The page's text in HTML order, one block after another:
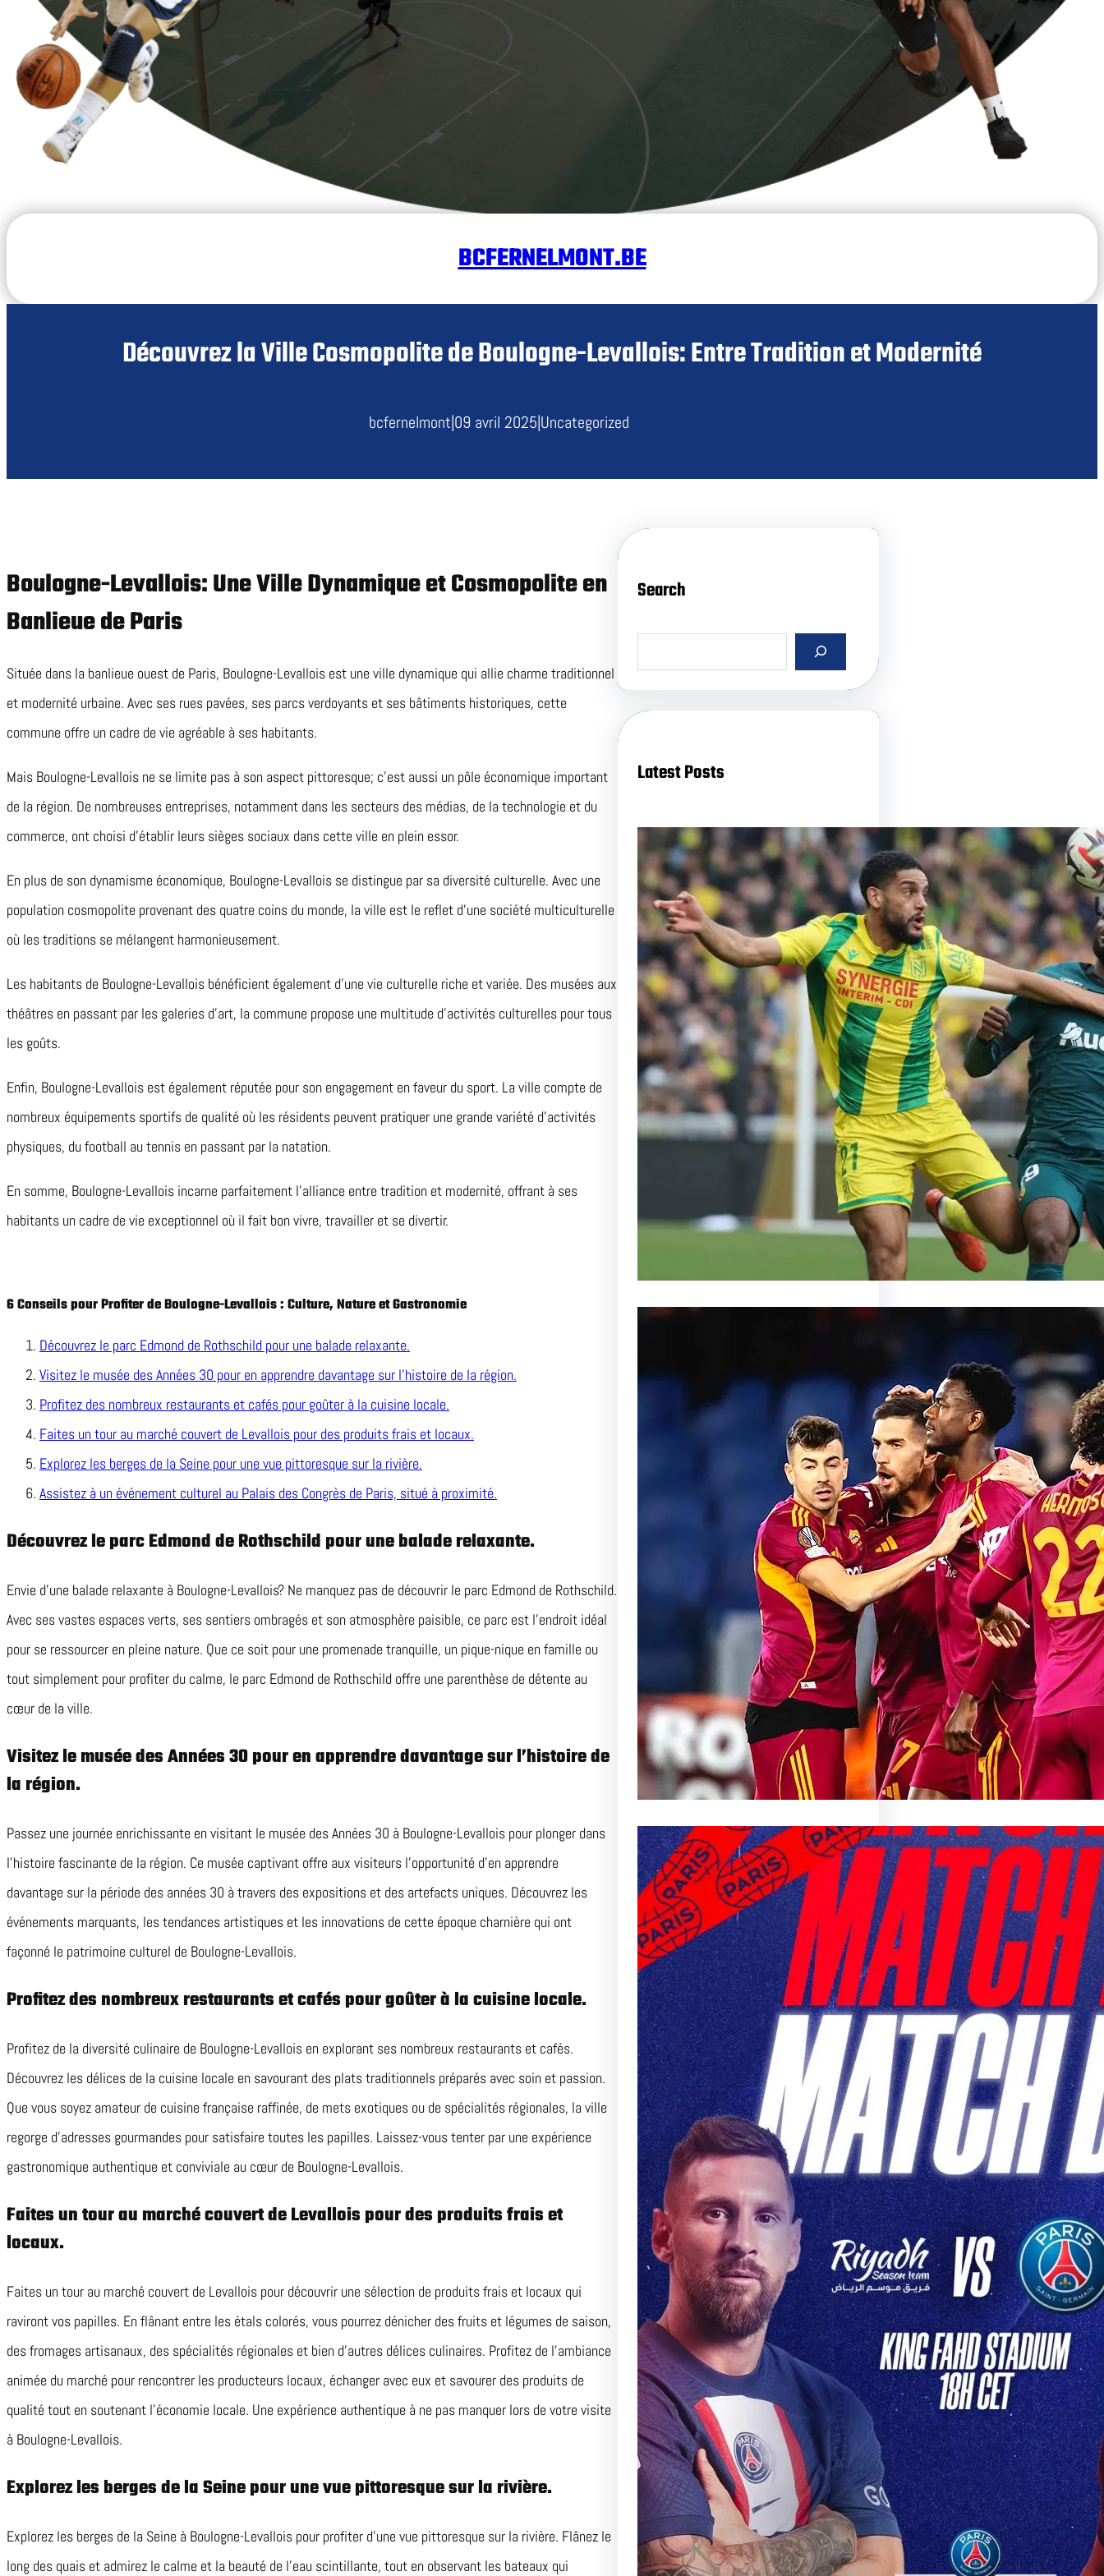
BCFERNELMONT.BE
Découvrez la Ville Cosmopolite de Boulogne-Levallois: Entre Tradition et Modernité
bcfernelmont|09 avril 2025|Uncategorized
Boulogne-Levallois: Une Ville Dynamique et Cosmopolite en
Banlieue de Paris
Située dans la banlieue ouest de Paris, Boulogne-Levallois est une ville dynamique qui allie charme traditionnel
et modernité urbaine. Avec ses rues pavées, ses parcs verdoyants et ses bâtiments historiques, cette
commune offre un cadre de vie agréable à ses habitants.
Mais Boulogne-Levallois ne se limite pas à son aspect pittoresque; c’est aussi un pôle économique important
de la région. De nombreuses entreprises, notamment dans les secteurs des médias, de la technologie et du
commerce, ont choisi d’établir leurs sièges sociaux dans cette ville en plein essor.
En plus de son dynamisme économique, Boulogne-Levallois se distingue par sa diversité culturelle. Avec une
population cosmopolite provenant des quatre coins du monde, la ville est le reflet d’une société multiculturelle
où les traditions se mélangent harmonieusement.
Les habitants de Boulogne-Levallois bénéficient également d’une vie culturelle riche et variée. Des musées aux
théâtres en passant par les galeries d’art, la commune propose une multitude d’activités culturelles pour tous
les goûts.
Enfin, Boulogne-Levallois est également réputée pour son engagement en faveur du sport. La ville compte de
nombreux équipements sportifs de qualité où les résidents peuvent pratiquer une grande variété d’activités
physiques, du football au tennis en passant par la natation.
En somme, Boulogne-Levallois incarne parfaitement l’alliance entre tradition et modernité, offrant à ses
habitants un cadre de vie exceptionnel où il fait bon vivre, travailler et se divertir.
6 Conseils pour Profiter de Boulogne-Levallois : Culture, Nature et Gastronomie
Découvrez le parc Edmond de Rothschild pour une balade relaxante.
Visitez le musée des Années 30 pour en apprendre davantage sur l’histoire de la région.
Profitez des nombreux restaurants et cafés pour goûter à la cuisine locale.
Faites un tour au marché couvert de Levallois pour des produits frais et locaux.
Explorez les berges de la Seine pour une vue pittoresque sur la rivière.
Assistez à un événement culturel au Palais des Congrès de Paris, situé à proximité.
Découvrez le parc Edmond de Rothschild pour une balade relaxante.
Envie d’une balade relaxante à Boulogne-Levallois? Ne manquez pas de découvrir le parc Edmond de Rothschild.
Avec ses vastes espaces verts, ses sentiers ombragés et son atmosphère paisible, ce parc est l’endroit idéal
pour se ressourcer en pleine nature. Que ce soit pour une promenade tranquille, un pique-nique en famille ou
tout simplement pour profiter du calme, le parc Edmond de Rothschild offre une parenthèse de détente au
cœur de la ville.
Visitez le musée des Années 30 pour en apprendre davantage sur l’histoire de
la région.
Passez une journée enrichissante en visitant le musée des Années 30 à Boulogne-Levallois pour plonger dans
l’histoire fascinante de la région. Ce musée captivant offre aux visiteurs l’opportunité d’en apprendre
davantage sur la période des années 30 à travers des expositions et des artefacts uniques. Découvrez les
événements marquants, les tendances artistiques et les innovations de cette époque charnière qui ont
façonné le patrimoine culturel de Boulogne-Levallois.
Profitez des nombreux restaurants et cafés pour goûter à la cuisine locale.
Profitez de la diversité culinaire de Boulogne-Levallois en explorant ses nombreux restaurants et cafés.
Découvrez les délices de la cuisine locale en savourant des plats traditionnels préparés avec soin et passion.
Que vous soyez amateur de cuisine française raffinée, de mets exotiques ou de spécialités régionales, la ville
regorge d’adresses gourmandes pour satisfaire toutes les papilles. Laissez-vous tenter par une expérience
gastronomique authentique et conviviale au cœur de Boulogne-Levallois.
Faites un tour au marché couvert de Levallois pour des produits frais et
locaux.
Faites un tour au marché couvert de Levallois pour découvrir une sélection de produits frais et locaux qui
raviront vos papilles. En flânant entre les étals colorés, vous pourrez dénicher des fruits et légumes de saison,
des fromages artisanaux, des spécialités régionales et bien d’autres délices culinaires. Profitez de l’ambiance
animée du marché pour rencontrer les producteurs locaux, échanger avec eux et savourer des produits de
qualité tout en soutenant l’économie locale. Une expérience authentique à ne pas manquer lors de votre visite
à Boulogne-Levallois.
Explorez les berges de la Seine pour une vue pittoresque sur la rivière.
Explorez les berges de la Seine à Boulogne-Levallois pour profiter d’une vue pittoresque sur la rivière. Flânez le
long des quais et admirez le calme et la beauté de l’eau scintillante, tout en observant les bateaux qui
Search
a
h
Latest Posts
Duel au Sommet entre Lens
et Nantes : Un Match à Ne
Pas Manquer
Lens affronte Nantes : un duel
passionnant en perspective Le…
Le Passionnant Match de
l’AS Roma: Une Expérience
Inoubliable
Article sur le Match AS Roma Le
Passionnant Monde du…
Le Match PSG de Ce Soir: Un
Duel Palpitant en
Perspective
Match Ce Soir: PSG Affronte Son
Adversaire Redoutable Ce soir,…